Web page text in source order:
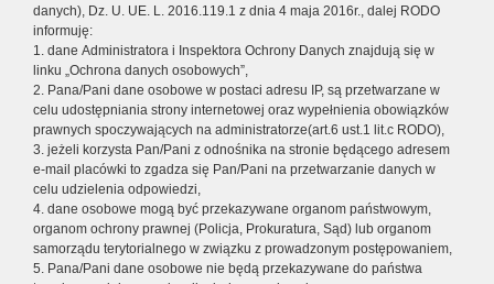
danych), Dz. U. UE. L. 2016.119.1 z dnia 4 maja 2016r., dalej RODO
informuję:
1. dane Administratora i Inspektora Ochrony Danych znajdują się w
linku „Ochrona danych osobowych”,
2. Pana/Pani dane osobowe w postaci adresu IP, są przetwarzane w
celu udostępniania strony internetowej oraz wypełnienia obowiązków
prawnych spoczywających na administratorze(art.6 ust.1 lit.c RODO),
3. jeżeli korzysta Pan/Pani z odnośnika na stronie będącego adresem
e-mail placówki to zgadza się Pan/Pani na przetwarzanie danych w
celu udzielenia odpowiedzi,
4. dane osobowe mogą być przekazywane organom państwowym,
organom ochrony prawnej (Policja, Prokuratura, Sąd) lub organom
samorządu terytorialnego w związku z prowadzonym postępowaniem,
5. Pana/Pani dane osobowe nie będą przekazywane do państwa